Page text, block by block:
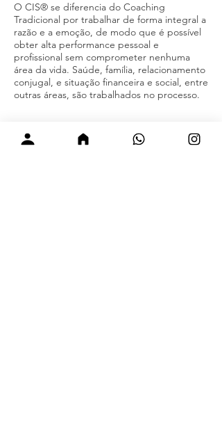
O CIS® se diferencia do Coaching
Tradicional por trabalhar de forma integral a
razão e a emoção, de modo que é possível
obter alta performance pessoal e
profissional sem comprometer nenhuma
área da vida. Saúde, família, relacionamento
conjugal, e situação financeira e social, entre
outras áreas, são trabalhados no processo.
Redes Sociais